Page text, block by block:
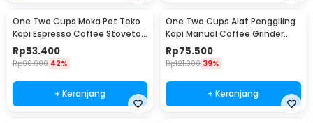
One Two Cups Moka Pot Teko
Kopi Espresso Coffee Stovetop
2 Cup 100ml - Z20
Rp53.400
Rp90.900 42%
+ Keranjang
One Two Cups Alat Penggiling
Kopi Manual Coffee Grinder
Wood - 16290
Rp75.500
Rp121.900 39%
+ Keranjang